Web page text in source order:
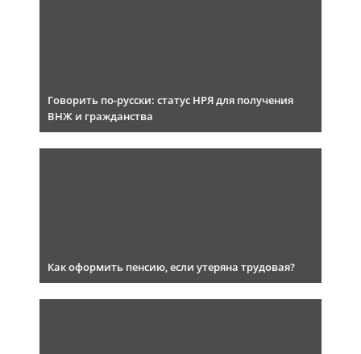
Говорить по-русски: статус НРЯ для получения
ВНЖ и гражданства
Как оформить пенсию, если утеряна трудовая?